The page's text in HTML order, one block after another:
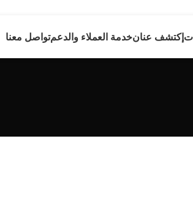
إكتشف عنانخدمة العملاء والدعمتواصل معنا